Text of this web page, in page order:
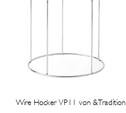
Wire Hocker VP11 von &Tradition